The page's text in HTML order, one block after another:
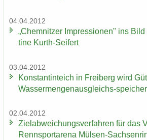
04.04.2012
„Chem­nit­zer Im­pres­sio­nen" ins
ti­ne Kurth-​Seifert
03.04.2012
Kon­stan­tin­teich in Frei­berg wird
Wassermengenausgleichs-​speicher
02.04.2012
Ziel­ab­wei­chungs­ver­fah­ren für das
Rennsportarena Mülsen-​